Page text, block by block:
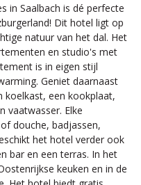
in Saalbach is dé perfecte
Dit hotel ligt op
natuur van het dal. Het
en studio's met
is in eigen stijl
Geniet daarnaast
koelkast, een kookplaat,
vaatwasser. Elke
douche, badjassen,
het hotel verder ook
bar en een terras. In het
keuken en in de